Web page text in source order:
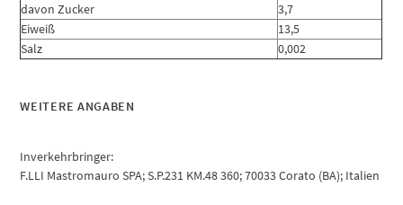
davon Zucker
3,7
Eiweiß
13,5
Salz
0,002
WEITERE ANGABEN
Inverkehrbringer:
F.LLI Mastromauro SPA; S.P.231 KM.48 360; 70033 Corato (BA); Italien